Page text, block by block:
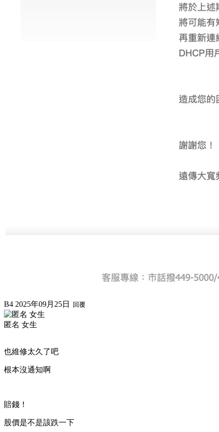
B4 2025年09月25日 回覆
匿名 女生
也維修太久了吧
根本沒通知啊
賠錢！
股價是不是該跌一下